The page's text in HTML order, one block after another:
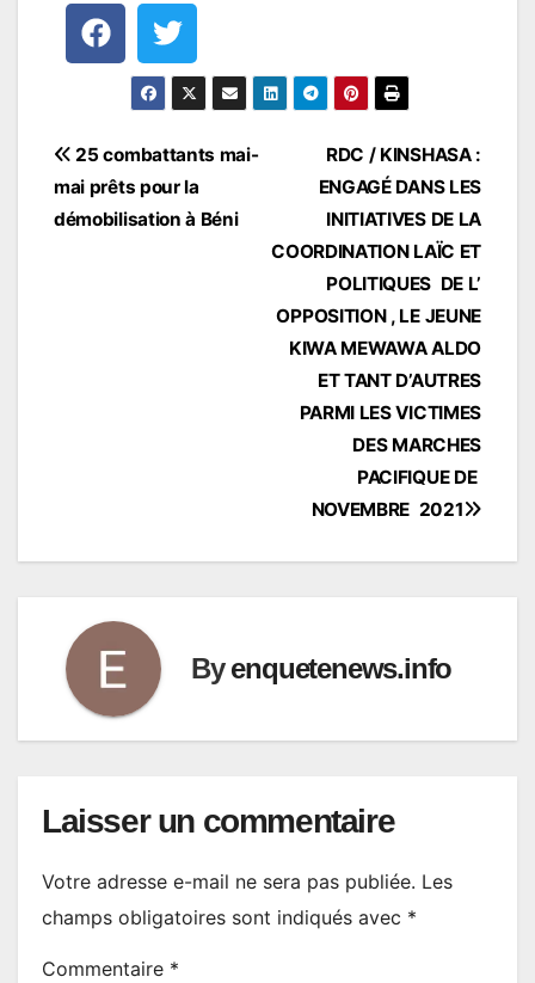
RDC / KINSHASA :
ENGAGÉ DANS LES
INITIATIVES DE LA
COORDINATION LAÏC ET
POLITIQUES DE L’
OPPOSITION , LE JEUNE
KIWA MEWAWA ALDO
ET TANT D’AUTRES
PARMI LES VICTIMES
DES MARCHES
PACIFIQUE DE
NOVEMBRE 2021
25 combattants mai-
mai prêts pour la
démobilisation à Béni
Byenquetenews.info
Laisser un commentaire
Votre adresse e-mail ne sera pas publiée. Les
champs obligatoires sont indiqués avec *
Commentaire *